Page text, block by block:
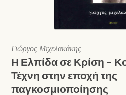
Γιώργος Μιχελακάκης
Η Ελπίδα σε Κρίση –
Τέχνη στην εποχή της
παγκοσμιοποίησης